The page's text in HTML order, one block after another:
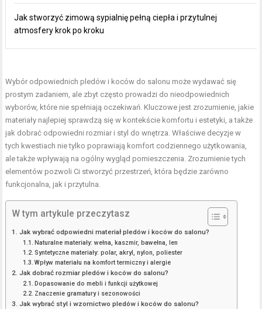
Jak stworzyć zimową sypialnię pełną ciepła i przytulnej
atmosfery krok po kroku
Wybór odpowiednich pledów i koców do salonu może wydawać się
prostym zadaniem, ale zbyt często prowadzi do nieodpowiednich
wyborów, które nie spełniają oczekiwań. Kluczowe jest zrozumienie, jakie
materiały najlepiej sprawdzą się w kontekście komfortu i estetyki, a także
jak dobrać odpowiedni rozmiar i styl do wnętrza. Właściwe decyzje w
tych kwestiach nie tylko poprawiają komfort codziennego użytkowania,
ale także wpływają na ogólny wygląd pomieszczenia. Zrozumienie tych
elementów pozwoli Ci stworzyć przestrzeń, która będzie zarówno
funkcjonalna, jak i przytulna.
W tym artykule przeczytasz
Jak wybrać odpowiedni materiał pledów i koców do salonu?
Naturalne materiały: wełna, kaszmir, bawełna, len
Syntetyczne materiały: polar, akryl, nylon, poliester
Wpływ materiału na komfort termiczny i alergie
Jak dobrać rozmiar pledów i koców do salonu?
Dopasowanie do mebli i funkcji użytkowej
Znaczenie gramatury i sezonowości
Jak wybrać styl i wzornictwo pledów i koców do salonu?